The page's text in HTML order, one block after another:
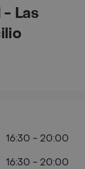
- Las
16:30 - 20:00
16:30 - 20:00